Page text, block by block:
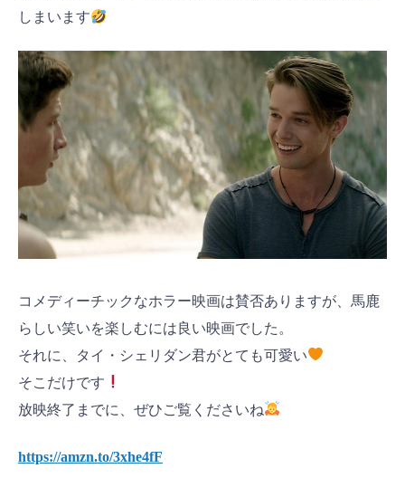
しまいます
コメディーチックなホラー映画は賛否ありますが、馬鹿
らしい笑いを楽しむには良い映画でした。
それに、タイ・シェリダン君がとても可愛い
そこだけです
放映終了までに、ぜひご覧くださいね
https://amzn.to/3xhe4fF